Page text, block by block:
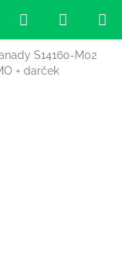
Hľadať
KOŠÍK
S14160-M02
+ darček